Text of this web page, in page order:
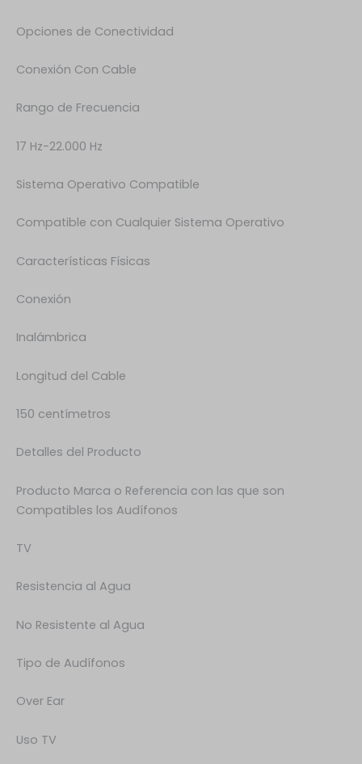
Opciones de Conectividad
Conexión Con Cable
Rango de Frecuencia
17 Hz-22.000 Hz
Sistema Operativo Compatible
Compatible con Cualquier Sistema Operativo
Características Físicas
Conexión
Inalámbrica
Longitud del Cable
150 centímetros
Detalles del Producto
Producto Marca o Referencia con las que son
Compatibles los Audífonos
TV
Resistencia al Agua
No Resistente al Agua
Tipo de Audífonos
Over Ear
Uso TV